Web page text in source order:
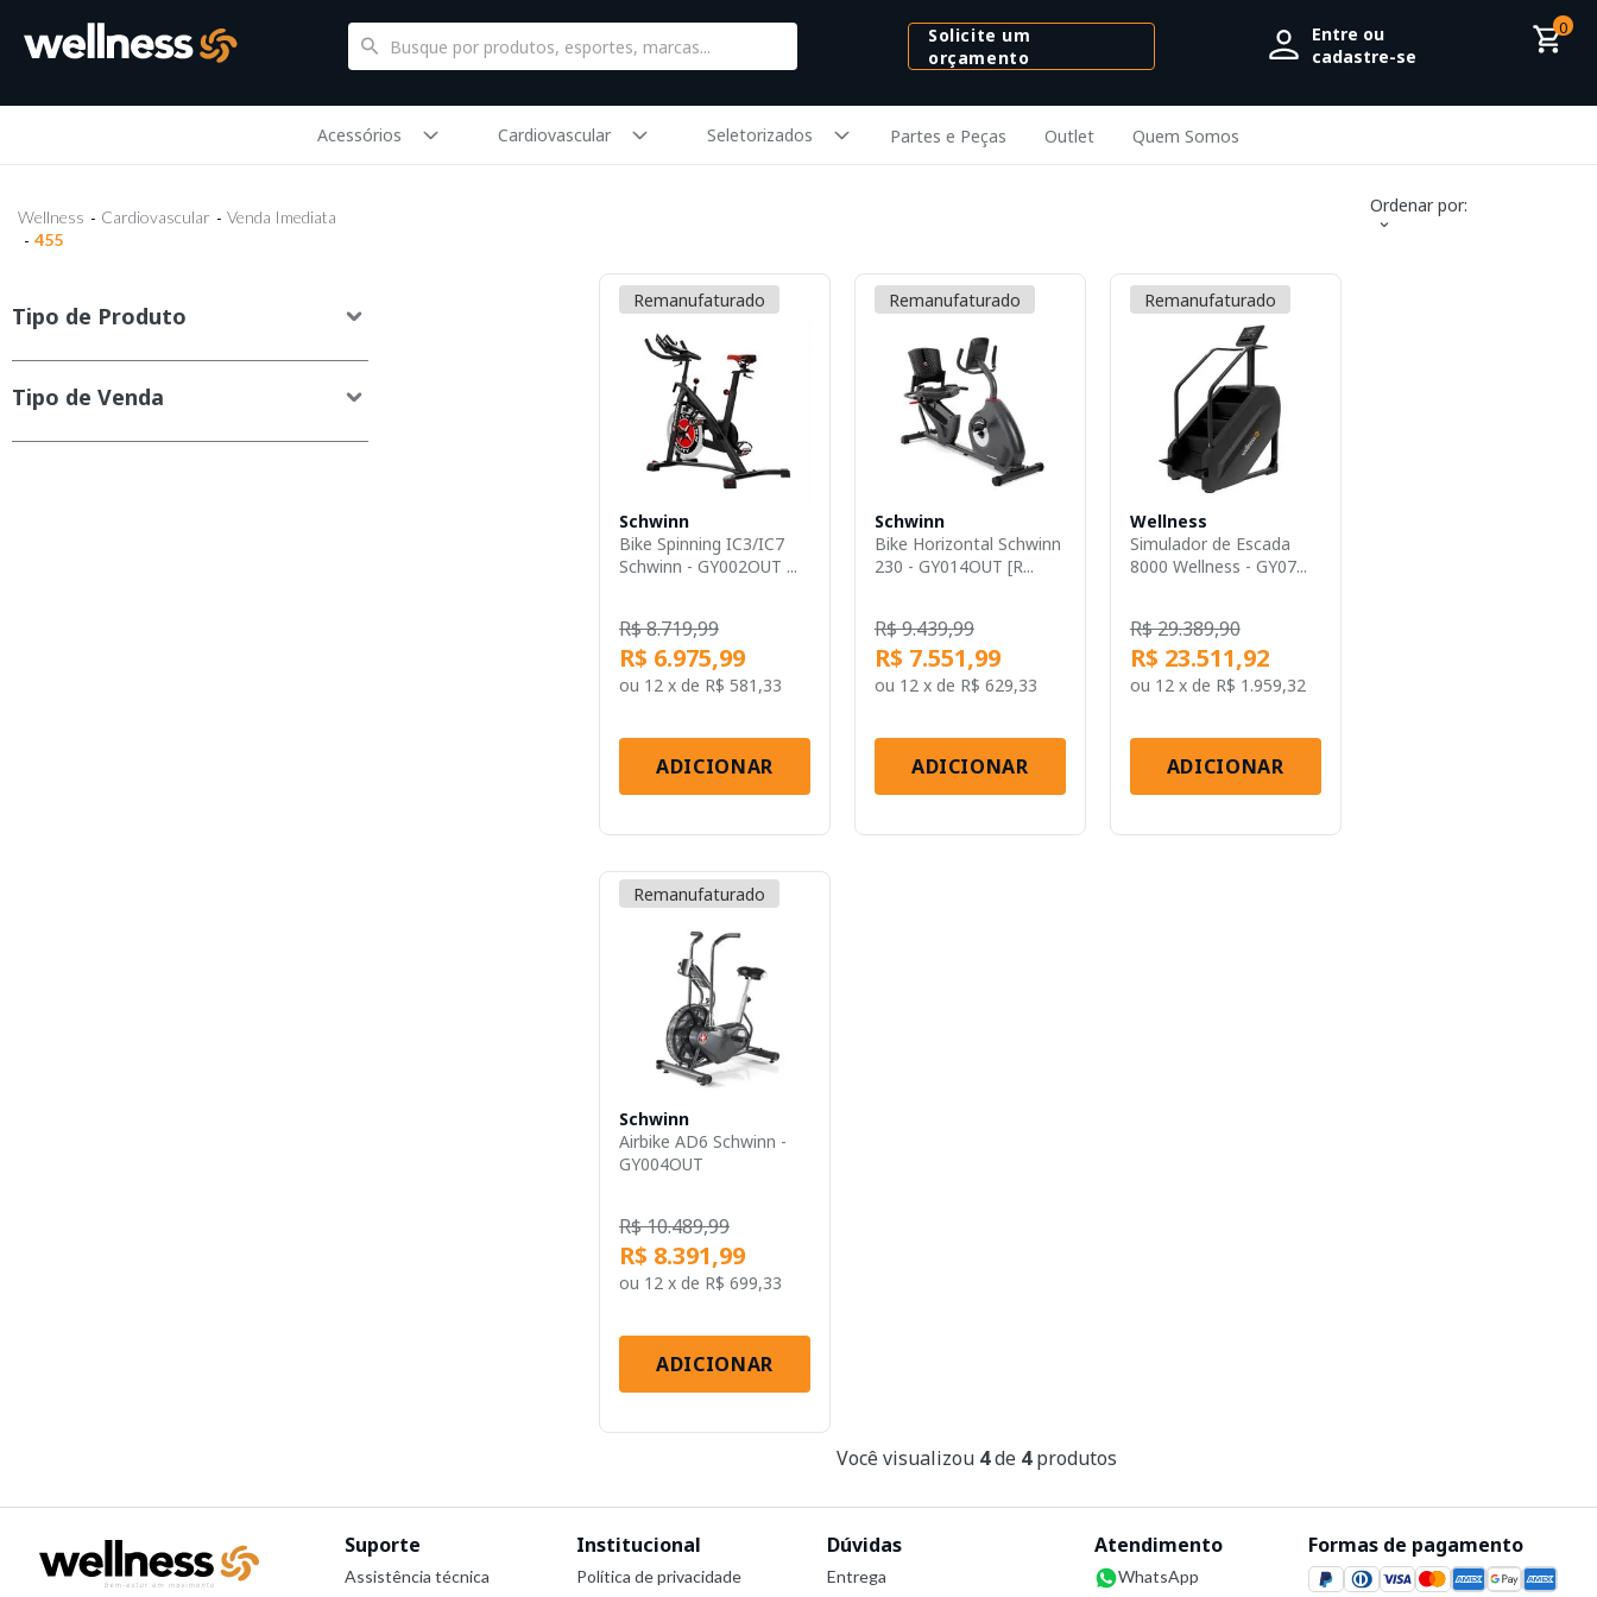
Solicite um
orçamento
Entre ou
cadastre-se
0
Acessórios Cardiovascular Seletorizados Partes e Peças Outlet Quem Somos
Wellness Cardiovascular
Venda Imediata
455
Tipo de Produto
Tipo de Venda
Ordenar por:
Remanufaturado
Schwinn
Bike Spinning IC3/IC7
Schwinn - GY002OUT ...
R$ 8.719,99
R$ 6.975,99
ou 12 x de R$ 581,33
ADICIONAR
Remanufaturado
Schwinn
Bike Horizontal Schwinn
230 - GY014OUT [R...
R$ 9.439,99
R$ 7.551,99
ou 12 x de R$ 629,33
ADICIONAR
Remanufaturado
Wellness
Simulador de Escada
8000 Wellness - GY07...
R$ 29.389,90
R$ 23.511,92
ou 12 x de R$ 1.959,32
ADICIONAR
Remanufaturado
Schwinn
Airbike AD6 Schwinn -
GY004OUT
R$ 10.489,99
R$ 8.391,99
ou 12 x de R$ 699,33
ADICIONAR
Você visualizou 4de 4produtos
Suporte
Assistência técnica
Institucional
Política de privacidade
Dúvidas
Entrega
Atendimento
WhatsApp
Formas de pagamento